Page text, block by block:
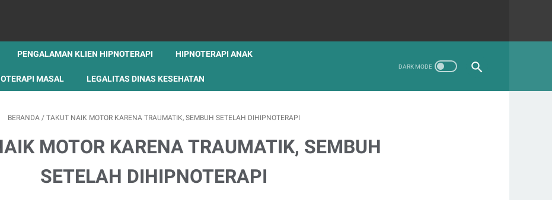
PENGALAMAN KLIEN HIPNOTERAPI HIPNOTERAPI ANAK
MASAL LEGALITAS DINAS KESEHATAN
BERANDA / TAKUT NAIK MOTOR KARENA TRAUMATIK, SEMBUH SETELAH DIHIPNOTERAPI
MOTOR KARENA TRAUMATIK, SEMBUH
SETELAH DIHIPNOTERAPI